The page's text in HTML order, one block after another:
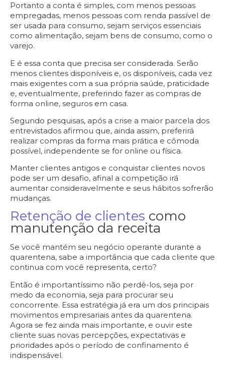
Portanto a conta é simples, com menos pessoas
empregadas, menos pessoas com renda passível de
ser usada para consumo, sejam serviços essenciais
como alimentação, sejam bens de consumo, como o
varejo.
E é essa conta que precisa ser considerada. Serão
menos clientes disponíveis e, os disponíveis, cada vez
mais exigentes com a sua própria saúde, praticidade
e, eventualmente, preferindo fazer as compras de
forma online, seguros em casa.
Segundo pesquisas, após a crise a maior parcela dos
entrevistados afirmou que, ainda assim, preferirá
realizar compras da forma mais prática e cômoda
possível, independente se for online ou física.
Manter clientes antigos e conquistar clientes novos
pode ser um desafio, afinal a competição irá
aumentar consideravelmente e seus hábitos sofrerão
mudanças.
Retenção de clientes como
manutenção da receita
Se você mantém seu negócio operante durante a
quarentena, sabe a importância que cada cliente que
continua com você representa, certo?
Então é importantíssimo não perdê-los, seja por
medo da economia, seja para procurar seu
concorrente. Essa estratégia já era um dos principais
movimentos empresariais antes da quarentena.
Agora se fez ainda mais importante, e ouvir este
cliente suas novas percepções, expectativas e
prioridades após o período de confinamento é
indispensável.